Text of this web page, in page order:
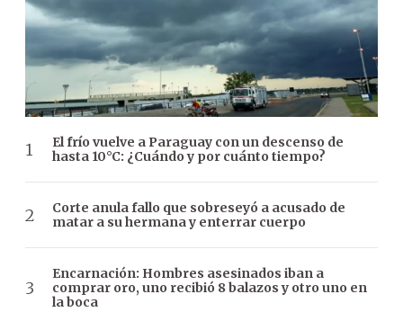
El frío vuelve a Paraguay con un descenso de
hasta 10°C: ¿Cuándo y por cuánto tiempo?
Corte anula fallo que sobreseyó a acusado de
matar a su hermana y enterrar cuerpo
Encarnación: Hombres asesinados iban a
comprar oro, uno recibió 8 balazos y otro uno en
la boca